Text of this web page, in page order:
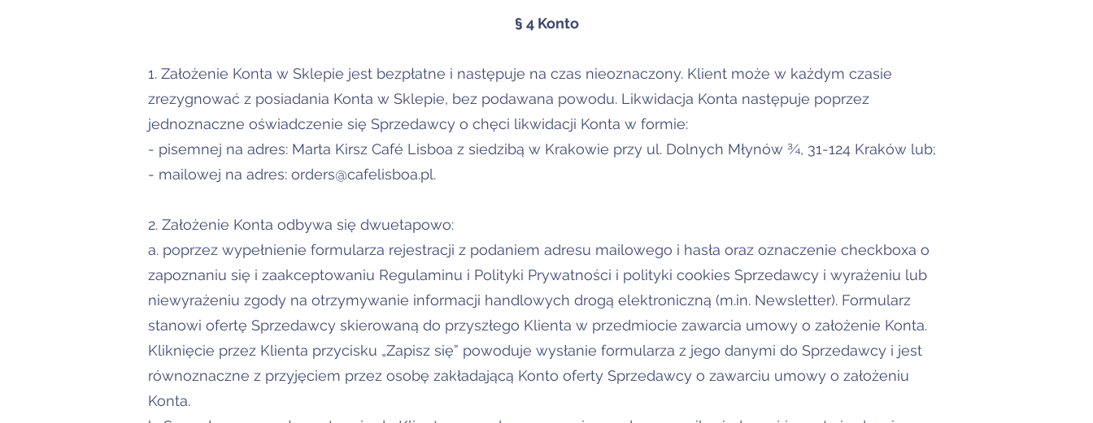
§ 4 Konto
1. Założenie Konta w Sklepie jest bezpłatne i następuje na czas nieoznaczony. Klient może w każdym czasie
zrezygnować z posiadania Konta w Sklepie, bez podawana powodu. Likwidacja Konta następuje poprzez
jednoznaczne oświadczenie się Sprzedawcy o chęci likwidacji Konta w formie:
- pisemnej na adres: Marta Kirsz Café Lisboa z siedzibą w Krakowie przy ul. Dolnych Młynów ¾, 31-124 Kraków lub;
- mailowej na adres: orders@cafelisboa.pl.
2. Założenie Konta odbywa się dwuetapowo:
a. poprzez wypełnienie formularza rejestracji z podaniem adresu mailowego i hasła oraz oznaczenie checkboxa o
zapoznaniu się i zaakceptowaniu Regulaminu i Polityki Prywatności i polityki cookies Sprzedawcy i wyrażeniu lub
niewyrażeniu zgody na otrzymywanie informacji handlowych drogą elektroniczną (m.in. Newsletter). Formularz
stanowi ofertę Sprzedawcy skierowaną do przyszłego Klienta w przedmiocie zawarcia umowy o założenie Konta.
Kliknięcie przez Klienta przycisku „Zapisz się” powoduje wysłanie formularza z jego danymi do Sprzedawcy i jest
równoznaczne z przyjęciem przez osobę zakładającą Konto oferty Sprzedawcy o zawarciu umowy o założeniu
Konta.